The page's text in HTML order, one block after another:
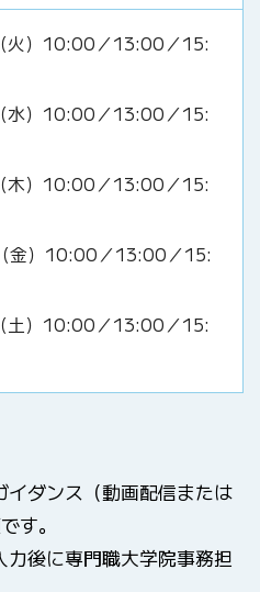
火）10:00／13:00／15:
水）10:00／13:00／15:
木）10:00／13:00／15:
金）10:00／13:00／15:
土）10:00／13:00／15:
ダンス（動画配信または
す。
後に専門職大学院事務担